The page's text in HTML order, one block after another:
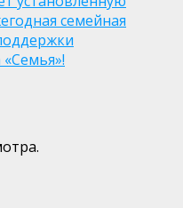
семейная